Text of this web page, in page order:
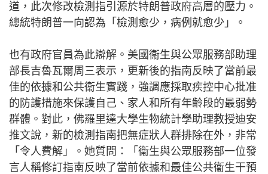
道，此次修改檢測指引源於特朗普政府高層的壓力。
總統特朗普一向認為「檢測愈少，病例就愈少」。
也有政府官員為此辯解。美國衞生與公眾服務部助理
部長吉魯瓦爾周三表示，更新後的指南反映了當前最
佳的依據和公共衞生實踐，強調應採取疾控中心批准
的防護措施來保護自己、家人和所有年齡段的最弱勢
群體。對此，佛羅里達大學生物統計學助理教授迪安
推文說，新的檢測指南把無症狀人群排除在外，非常
「令人費解」。她質問：「衞生與公眾服務部一位發
言人稱修訂指南反映了當前依據和最佳公共衞生干預